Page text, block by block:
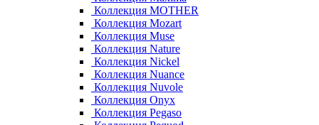
Коллекция MOTHER
Коллекция Mozart
Коллекция Muse
Коллекция Nature
Коллекция Nickel
Коллекция Nuance
Коллекция Nuvole
Коллекция Onyx
Коллекция Pegaso